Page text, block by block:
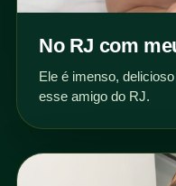
No RJ com
Ele é imenso,
esse amigo do RJ.